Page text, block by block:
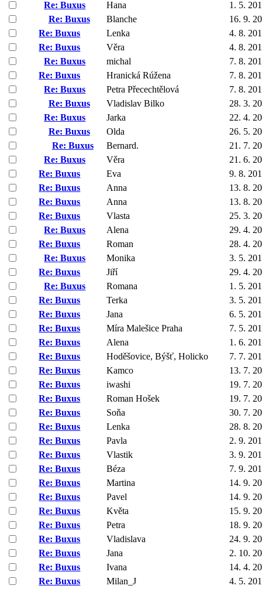
Re: Buxus Hana
1. 5.
Re: Buxus
Blanche
16. 9.
Re: Buxus
Lenka
4. 8.
Re: Buxus
Věra
4. 8.
Re: Buxus
michal
7. 8.
Re: Buxus
Hranická Rúžena
7. 8.
Re: Buxus
Petra Přecechtělová
7. 8.
Re: Buxus
Vladislav Bilko
28. 3.
Re: Buxus
Jarka
22. 4.
Re: Buxus
Olda
26. 5.
Re: Buxus
Bernard.
21. 7.
Re: Buxus
Věra
21. 6.
Re: Buxus
Eva
9. 8.
Re: Buxus
Anna
13. 8.
Re: Buxus
Anna
13. 8.
Re: Buxus
Vlasta
25. 3.
Re: Buxus
Alena
29. 4.
Re: Buxus
Roman
28. 4.
Re: Buxus
Monika
3. 5.
Re: Buxus
Jiří
29. 4.
Re: Buxus
Romana
1. 5.
Re: Buxus
Terka
3. 5.
Re: Buxus
Jana
6. 5.
Re: Buxus
Míra Malešice Praha
7. 5.
Re: Buxus
Alena
1. 6.
Re: Buxus
Hoděšovice, Býšť, Holicko
7. 7.
Re: Buxus
Kamco
13. 7.
Re: Buxus
iwashi
19. 7.
Re: Buxus
Roman Hošek
19. 7.
Re: Buxus
Soňa
30. 7.
Re: Buxus
Lenka
28. 8.
Re: Buxus
Pavla
2. 9.
Re: Buxus
Vlastik
3. 9.
Re: Buxus
Béza
7. 9.
Re: Buxus
Martina
14. 9.
Re: Buxus
Pavel
14. 9.
Re: Buxus
Květa
15. 9.
Re: Buxus
Petra
18. 9.
Re: Buxus
Vladislava
24. 9.
Re: Buxus
Jana
2. 10.
Re: Buxus
Ivana
14. 4.
Re: Buxus
Milan_J
4. 5.